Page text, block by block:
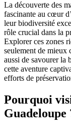
La découverte des
fascinante au cœur
leur biodiversité
rôle crucial dans la
Explorer ces zones
seulement de mieux
aussi de savourer la
cette aventure
efforts de
Pourquoi
Guadeloupe